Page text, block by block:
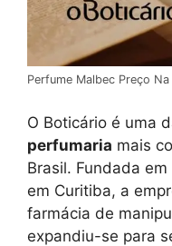
Perfume Malbec Preço
O Boticário é uma
perfumaria mais
Brasil. Fundada
em Curitiba, a
farmácia de
expandiu-se para